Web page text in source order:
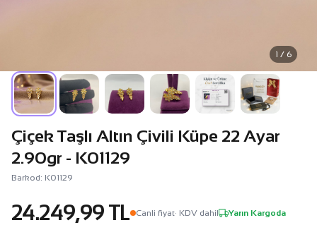
1 / 6
Çiçek Taşlı Altın Çivili Küpe 22 Ayar
2.90gr - K01129
Barkod: K01129
24.249,99 TL Canli fiyat· KDV dahil Yarın Kargoda